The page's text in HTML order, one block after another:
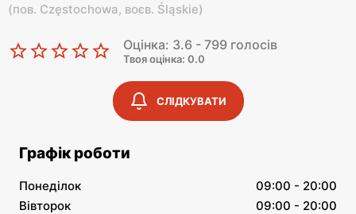
(пов. Częstochowa, воєв. Śląskie)
Оцінка: 3.6 - 799 голосів
Твоя оцінка: 0.0
СЛІДКУВАТИ
Графік роботи
Понеділок
09:00 - 20:00
Вівторок
09:00 - 20:00